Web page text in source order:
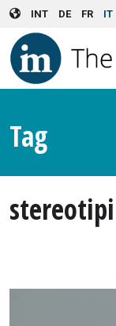
Skip to main
INT DE FR IT
Tag